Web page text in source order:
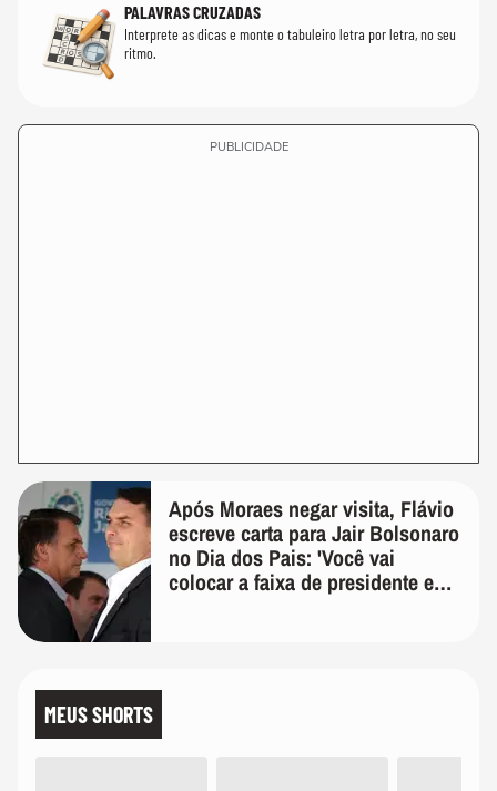
PALAVRAS CRUZADAS
Interprete as dicas e monte o tabuleiro letra por letra, no seu
ritmo.
PUBLICIDADE
Após Moraes negar visita, Flávio
escreve carta para Jair Bolsonaro
no Dia dos Pais: 'Você vai
colocar a faixa de presidente em
MEUS SHORTS